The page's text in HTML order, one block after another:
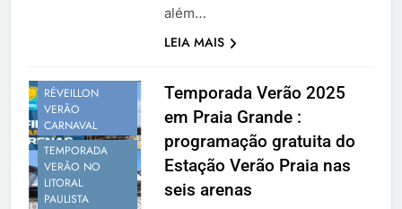
além…
LEIA MAIS
SÃO PAULO
RÉVEILLON
VERÃO
CARNAVAL
TEMPORADA
VERÃO NO
LITORAL
PAULISTA
Temporada Verão 2025
em Praia Grande :
programação gratuita do
Estação Verão Praia nas
seis arenas